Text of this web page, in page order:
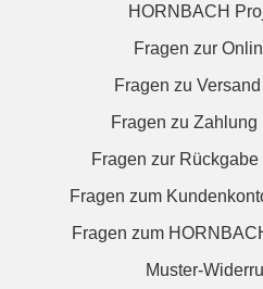
HORNBACH
Fragen zur
Fragen zu
Fragen zu
Fragen zur
Fragen zum
Fragen zum
Muster-